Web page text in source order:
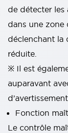
de détecter les
dans une
déclenchant la
réduite.
※ Il est
auparavant
Fonction
Le contrôle